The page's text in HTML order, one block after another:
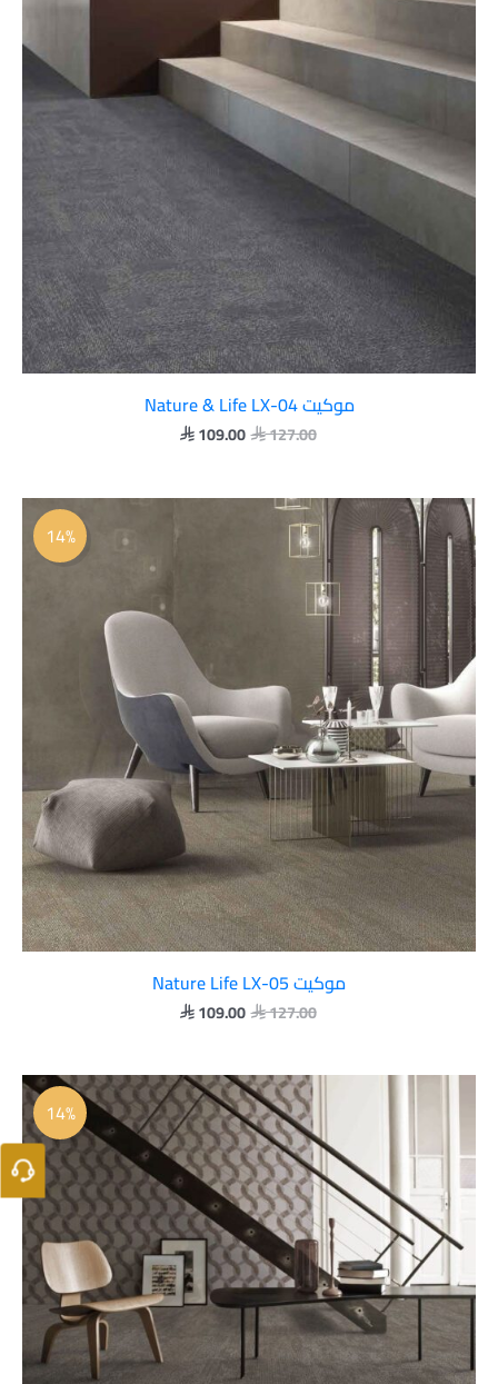
موكيت Nature & Life LX-04
127.00
109.00
14%
موكيت Nature Life LX-05
127.00
السعر
109.00
السعر
هو:
 109.00.
14%
السعر
الأصلي
هو:
 127.00.
السعر
الحالي
هو:
 109.00.